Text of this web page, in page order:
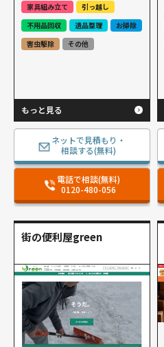
家具組み立て
引っ越し
不用品回収
遺品整理
お掃除
害虫駆除
その他
もっと見る
ネットで見積もり・
相談する(無料)
電話で相談(無料)
0120-480-056
街の便利屋green